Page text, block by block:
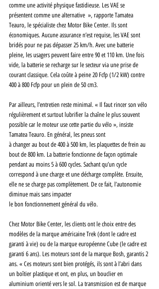
comme une activité physique fastidieuse. Les VAE se
présentent comme une alternative  », rapporte Tamatea
Teauro, le spécialiste chez Motor Bike Center. Ils sont
économiques. Aucune assurance n’est requise, les VAE sont
bridés pour ne pas dépasser 25 km/h. Avec une batterie
pleine, les usagers peuvent faire entre 90 et 110 km. Une fois
vide, la batterie se recharge sur le secteur via une prise de
courant classique. Cela coûte à peine 20 Fcfp (1/2 kW) contre
400 à 800 Fcfp pour un plein de 50 cm3.
Par ailleurs, l’entretien reste minimal. « Il faut rincer son vélo
régulièrement et surtout lubrifier la chaîne le plus souvent
possible car le moteur use cette partie du vélo », insiste
Tamatea Teauro. En général, les pneus sont
à changer au bout de 400 à 500 km, les plaquettes de frein au
bout de 800 km. La batterie fonctionne de façon optimale
pendant au moins 5 à 600 cycles. Sachant qu’un cycle
correspond à une charge et une décharge complète. Ensuite,
elle ne se charge pas complètement. De ce fait, l’autonomie
diminue mais sans impacter
le bon fonctionnement général du vélo.
Chez Motor Bike Center, les clients ont le choix entre des
modèles de la marque américaine Trek (dont le cadre est
garanti à vie) ou de la marque européenne Cube (le cadre est
garanti 6 ans). Les moteurs sont de la marque Bosh, garantis 2
ans. « Ces moteurs sont bien protégés, ils sont à l’abri dans
un boîtier plastique et ont, en plus, un bouclier en
aluminium orienté vers le sol. La transmission est de marque